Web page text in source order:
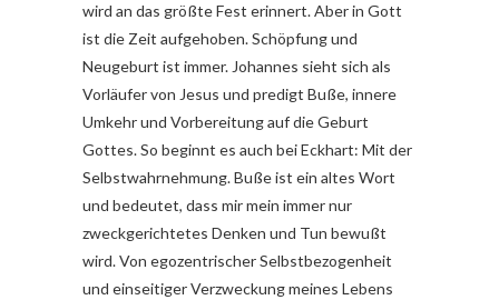
wird an das größte Fest erinnert. Aber in Gott
ist die Zeit aufgehoben. Schöpfung und
Neugeburt ist immer. Johannes sieht sich als
Vorläufer von Jesus und predigt Buße, innere
Umkehr und Vorbereitung auf die Geburt
Gottes. So beginnt es auch bei Eckhart: Mit der
Selbstwahrnehmung. Buße ist ein altes Wort
und bedeutet, dass mir mein immer nur
zweckgerichtetes Denken und Tun bewußt
wird. Von egozentrischer Selbstbezogenheit
und einseitiger Verzweckung meines Lebens